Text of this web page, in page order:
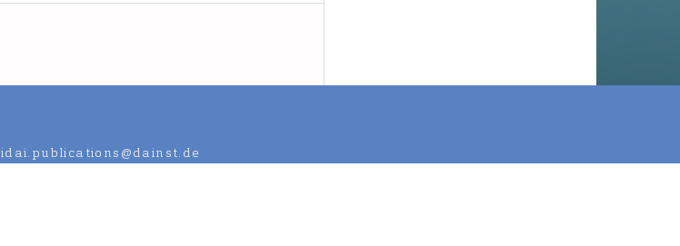
idai.publications@dainst.de